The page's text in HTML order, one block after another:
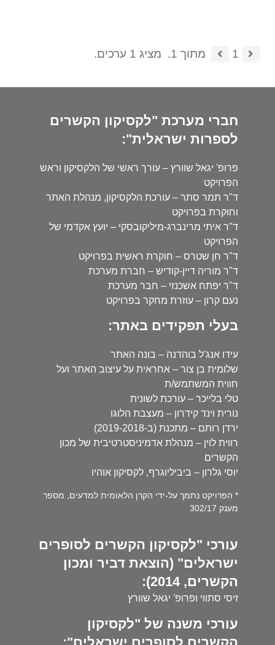
1 מתוך 1. מציג 1 ערכים.
חברי מערכת "לקסיקון הקשרים
לספרות ישראלית":
פרופ' יגאל שוורץ – עורך ראשי של הלקסיקון וראש
הפרויקט
ד"ר תמר סתר – עורכת הלקסיקון, מנהלת האתר
וחוקרת בפרויקט
ד"ר איתי מרינברג-מיליקובסקי – יועץ אקדמי של
הפרויקט
ד"ר חן שטרס – חוקרת ראשית בפרויקט
ד"ר מוריה דיין-קודיש – חברת מערכת
ד"ר יפתח אשכנזי – חבר מערכת
נעם קרון – עוזרת מחקר בפרויקט
בעלי תפקידים באתר:
עידו אנג'ל בוהדנה – בונה האתר
שלומית בן צור – אחראית על עיצוב האתר ועל
חווית המשתמש/ת
טלי בלייכר – עורכת לשונית
נורית וינד קידרון – מעצבת הלוגו
ירדן רותם – מתכנת (ב-2019-2018)
רווית לוין – מנהלת אדמיניסטרטיבית של מכון
הקשרים
יוסי גלרון – ביביליוגרף, לקסיקון אוהיו
* הפרויקט נתמך על-ידי הקרן הלאומית למדעים, מספר
מענק 302/17
עורכי "לקסיקון הקשרים לסופרים
ישראלים" (הוצאת דביר ומכון
הקשרים, 2014):
זיסי סתווי ופרופ' יגאל שוורץ
עורכי משנה של "לקסיקון